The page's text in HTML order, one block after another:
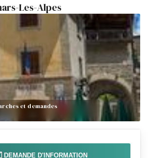
Les-Alpes
et demandes
DEMANDE D'INFORMATION